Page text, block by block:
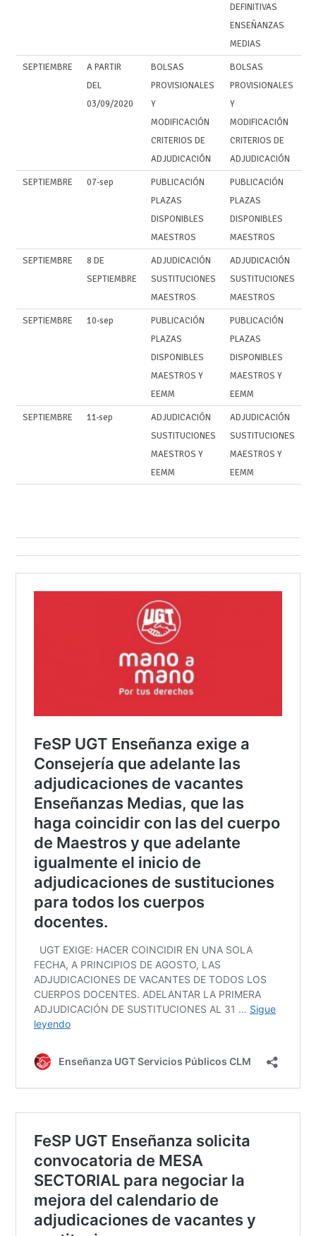
DEFINITIVAS
ENSEÑANZAS
MEDIAS
SEPTIEMBRE
A PARTIR
DEL
03/09/2020
BOLSAS
PROVISIONALES
Y
MODIFICACIÓN
CRITERIOS DE
ADJUDICACIÓN
BOLSAS
PROVISIONALES
Y
MODIFICACIÓN
CRITERIOS DE
ADJUDICACIÓN
SEPTIEMBRE 07-sep
PUBLICACIÓN
PLAZAS
DISPONIBLES
MAESTROS
PUBLICACIÓN
PLAZAS
DISPONIBLES
MAESTROS
SEPTIEMBRE
8 DE
SEPTIEMBRE
ADJUDICACIÓN
SUSTITUCIONES
MAESTROS
ADJUDICACIÓN
SUSTITUCIONES
MAESTROS
SEPTIEMBRE 10-sep
PUBLICACIÓN
PLAZAS
DISPONIBLES
MAESTROS Y
EEMM
PUBLICACIÓN
PLAZAS
DISPONIBLES
MAESTROS Y
EEMM
SEPTIEMBRE 11-sep
ADJUDICACIÓN
SUSTITUCIONES
MAESTROS Y
EEMM
ADJUDICACIÓN
SUSTITUCIONES
MAESTROS Y
EEMM